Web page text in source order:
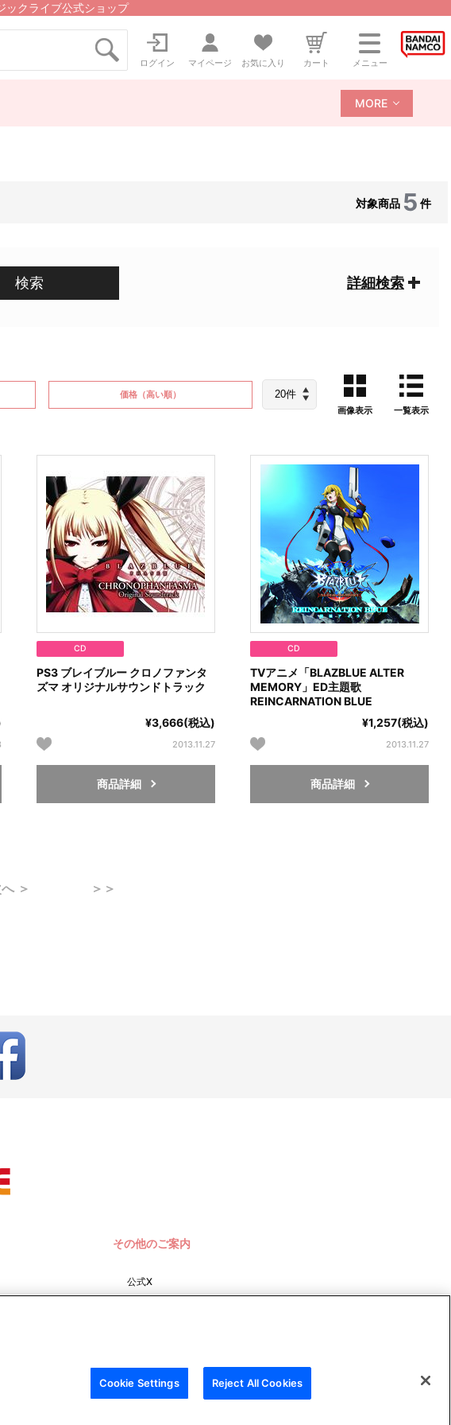
ックライブ公式ショップ
ログイン マイページ お気に入り カート メニュー
MORE
対象商品 5 件
検索 詳細検索
価格（高い順）
画像表示
一覧表示
CD
PS3 ブレイブルー クロノファンタ
ズマ オリジナルサウンドトラック
¥3,666(税込)
2013.11.27
商品詳細
CD
TVアニメ「BLAZBLUE ALTER
MEMORY」ED主題歌
REINCARNATION BLUE
¥1,257(税込)
2013.11.27
商品詳細
＞ ＞＞
その他のご案内
公式X
Cookie Settings Reject All Cookies